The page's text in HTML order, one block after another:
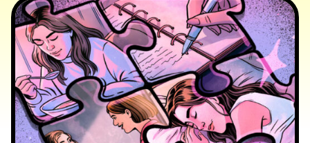
Лучшее
Тесты
Секспросвет
Великие женщины